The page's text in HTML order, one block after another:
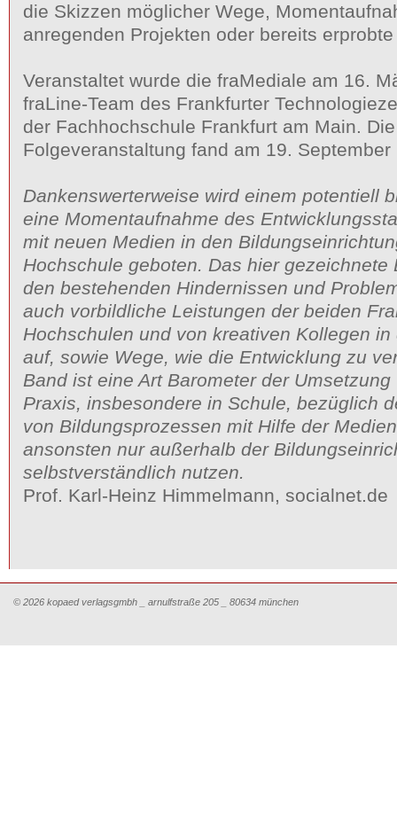
die Skizzen möglicher Wege,
anregenden Projekten oder bereits
Veranstaltet wurde die fraMediale am 16.
fraLine-Team des Frankfurter
der Fachhochschule Frankfurt am Main. Die
Folgeveranstaltung fand am 19. September
Dankenswerterweise wird einem potentiell
eine Momentaufnahme des
mit neuen Medien in den
Hochschule geboten. Das hier gezeichnete
den bestehenden Hindernissen und
auch vorbildliche Leistungen der beiden
Hochschulen und von kreativen Kollegen
auf, sowie Wege, wie die Entwicklung zu
Band ist eine Art Barometer der
Praxis, insbesondere in Schule, bezüglich
von Bildungsprozessen mit Hilfe der
ansonsten nur außerhalb der
selbstverständlich nutzen.
Prof. Karl-Heinz Himmelmann, socialnet.de
© 2026 kopaed verlagsgmbh _ arnulfstraße 205 _ 80634 münchen